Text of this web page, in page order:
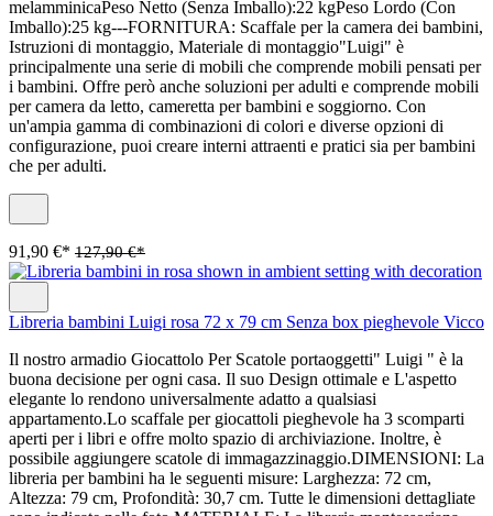
melamminicaPeso Netto (Senza Imballo):22 kgPeso Lordo (Con
Imballo):25 kg---FORNITURA: Scaffale per la camera dei bambini,
Istruzioni di montaggio, Materiale di montaggio"Luigi" è
principalmente una serie di mobili che comprende mobili pensati per
i bambini. Offre però anche soluzioni per adulti e comprende mobili
per camera da letto, cameretta per bambini e soggiorno. Con
un'ampia gamma di combinazioni di colori e diverse opzioni di
configurazione, puoi creare interni attraenti e pratici sia per bambini
che per adulti.
91,90 €* 127,90 €*
Libreria bambini Luigi rosa 72 x 79 cm Senza box pieghevole Vicco
Il nostro armadio Giocattolo Per Scatole portaoggetti" Luigi " è la
buona decisione per ogni casa. Il suo Design ottimale e L'aspetto
elegante lo rendono universalmente adatto a qualsiasi
appartamento.Lo scaffale per giocattoli pieghevole ha 3 scomparti
aperti per i libri e offre molto spazio di archiviazione. Inoltre, è
possibile aggiungere scatole di immagazzinaggio.DIMENSIONI: La
libreria per bambini ha le seguenti misure: Larghezza: 72 cm,
Altezza: 79 cm, Profondità: 30,7 cm. Tutte le dimensioni dettagliate